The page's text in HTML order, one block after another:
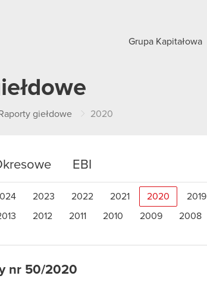
Grupa Kapitałowa
Raporty giełdowe 2020
EBI
2023 2022 2021 2020 2019
2012 2011 2010 2009 2008
nr 50/2020